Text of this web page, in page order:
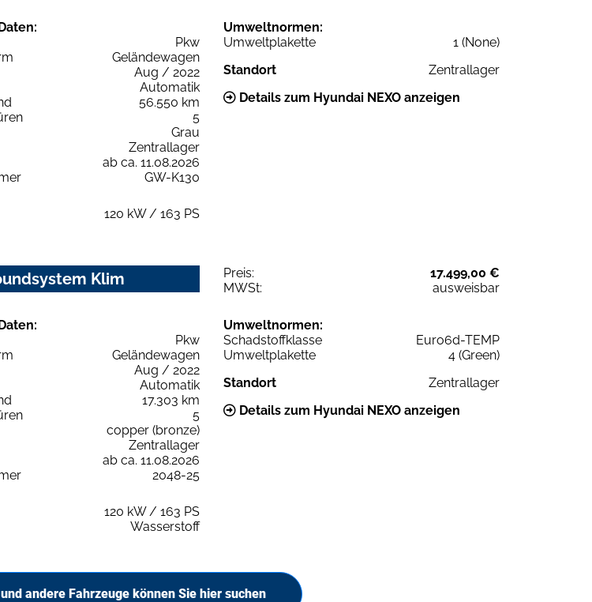
Pkw
Geländewagen
Aug / 2022
Automatik
56.550 km
5
Grau
Zentrallager
ab ca. 11.08.2026
GW-K130
120 kW / 163 PS
Umweltnormen:
Umweltplakette
1 (None)
Standort
Zentrallager
Details zum Hyundai NEXO anzeigen
Klim Preis:
17.499,00 €
MWSt:
ausweisbar
Pkw
Geländewagen
Aug / 2022
Automatik
17.303 km
5
copper (bronze)
Zentrallager
ab ca. 11.08.2026
2048-25
120 kW / 163 PS
Wasserstoff
Umweltnormen:
Schadstoffklasse
Euro6d-TEMP
Umweltplakette
4 (Green)
Standort
Zentrallager
Details zum Hyundai NEXO anzeigen
andere Fahrzeuge können Sie hier suchen